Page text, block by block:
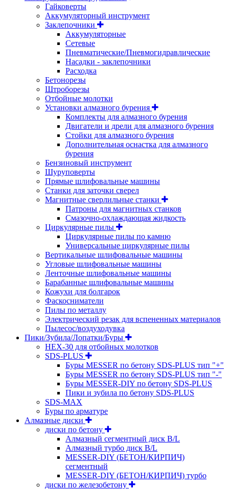
Гайковерты
Аккумуляторный инструмент
Заклепочники
Аккумуляторные
Сетевые
Пневматические/Пневмогидравлические
Насадки - заклепочники
Расходка
Бетонорезы
Штроборезы
Отбойные молотки
Установки алмазного бурения
Комплекты для алмазного бурения
Двигатели и дрели для алмазного бурения
Стойки для алмазного бурения
Дополнительная оснастка для алмазного
бурения
Бензиновый инструмент
Шуруповерты
Прямые шлифовальные машины
Станки для заточки сверел
Магнитные сверлильные станки
Патроны для магнитных станков
Смазочно-охлаждающая жидкость
Циркулярные пилы
Циркулярные пилы по камню
Универсальные циркулярные пилы
Вертикальные шлифовальные машины
Угловые шлифовальные машины
Ленточные шлифовальные машины
Барабанные шлифовальные машины
Кожухи для болгарок
Фаскосниматели
Пилы по металлу
Электрический резак для вспененных материалов
Пылесос/воздуходувка
Пики/Зубила/Лопатки/Буры
HEX-30 для отбойных молотков
SDS-PLUS
Буры MESSER по бетону SDS-PLUS тип "+"
Буры MESSER по бетону SDS-PLUS тип "-"
Буры MESSER-DIY по бетону SDS-PLUS
Пики и зубила по бетону SDS-PLUS
SDS-MAX
Буры по арматуре
Алмазные диски
диски по бетону
Алмазный сегментный диск B/L
Алмазный турбо диск B/L
MESSER-DIY (БЕТОН/КИРПИЧ)
сегментный
MESSER-DIY (БЕТОН/КИРПИЧ) турбо
диски по железобетону